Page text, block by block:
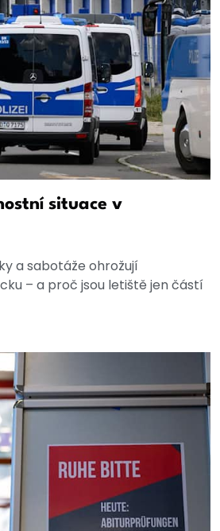
situace v
a sabotáže ohrožují
– a proč jsou letiště jen částí